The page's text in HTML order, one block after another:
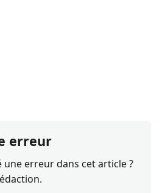
erreur
une erreur dans cet article ?